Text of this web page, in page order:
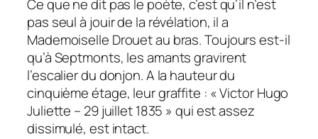
Ce que ne dit pas le poète, c’est qu’il n’est
pas seul à jouir de la révélation, il a
Mademoiselle Drouet au bras. Toujours est-il
qu’à Septmonts, les amants gravirent
l’escalier du donjon. A la hauteur du
cinquième étage, leur graffite : « Victor Hugo
Juliette – 29 juillet 1835 » qui est assez
dissimulé, est intact.